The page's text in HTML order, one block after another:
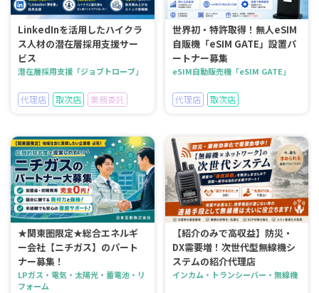
LinkedInを活用したハイクラ
ス人材の潜在層採用支援サー
ビス
潜在層採用支援「ジョブトローブ」
代理店 取次店 業務委託
世界初・特許取得！無人eSIM
自販機「eSIM GATE」設置パ
ートナー募集
eSIM自動販売機「eSIM GATE」
代理店 取次店
★関東圏限定★総合エネルギ
ー会社【ニチガス】のパート
ナー募集！
LPガス・電気・太陽光・蓄電池・リ
フォーム
【紹介のみで高収益】防災・
DX需要増！次世代型無線機シ
ステムの紹介代理店
インカム・トランシーバー・無線機